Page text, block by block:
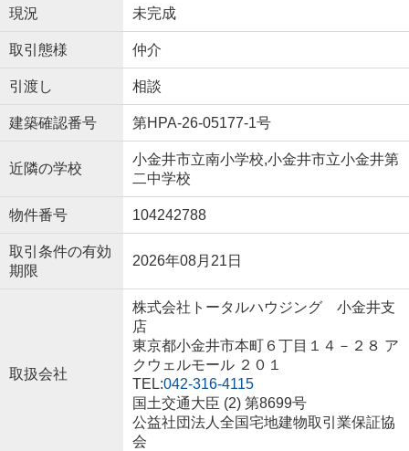
現況 未完成
取引態様 仲介
引渡し 相談
建築確認番号 第HPA-26-05177-1号
近隣の学校
小金井市立南小学校,小金井市立小金井第
二中学校
物件番号 104242788
取引条件の有効
期限
2026年08月21日
取扱会社
株式会社トータルハウジング 小金井支
店
東京都小金井市本町６丁目１４－２８ ア
クウェルモール ２０１
TEL:042-316-4115
国土交通大臣 (2) 第8699号
公益社団法人全国宅地建物取引業保証協
会